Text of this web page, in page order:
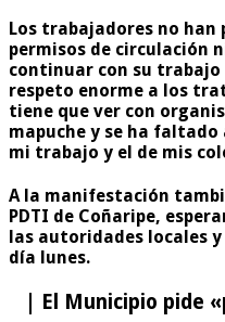
Los trabajadores no han
permisos de circulación
continuar con su
respeto enorme a los
tiene que ver con
mapuche y se ha faltado
mi trabajo y el de mis
A la manifestación
PDTI de Coñaripe,
las autoridades locales
día lunes.
| El Municipio pide